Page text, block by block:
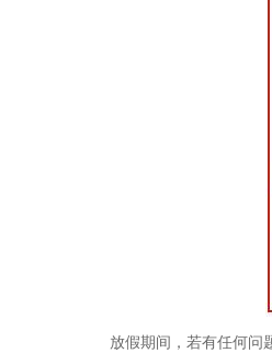
放假期间，若有任何问